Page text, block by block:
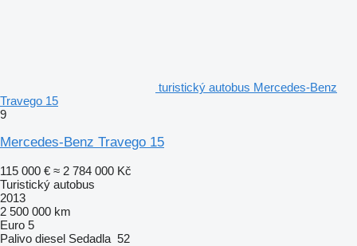
turistický autobus Mercedes-Benz
Travego 15
9
Mercedes-Benz Travego 15
115 000 € ≈ 2 784 000 Kč
Turistický autobus
2013
2 500 000 km
Euro 5
Palivo diesel Sedadla 52